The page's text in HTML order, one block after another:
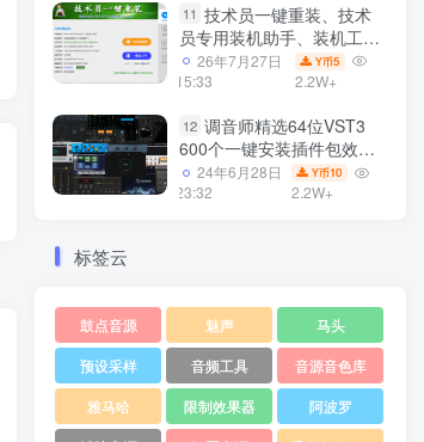
11 技术员一键重装、技术
员专用装机助手、装机工
具、电脑系统装机软件丶一
键安装系统
26年7月27日
15:33
Y币5
2.2W+
12 调音师精选64位VST3
600个一键安装插件包效果
器集合10G WiN
24年6月28日
23:32
Y币10
2.2W+
标签云
鼓点音源 魅声
马头
预设采样
音频工具
音源音色库
雅马哈
限制效果器
阿波罗